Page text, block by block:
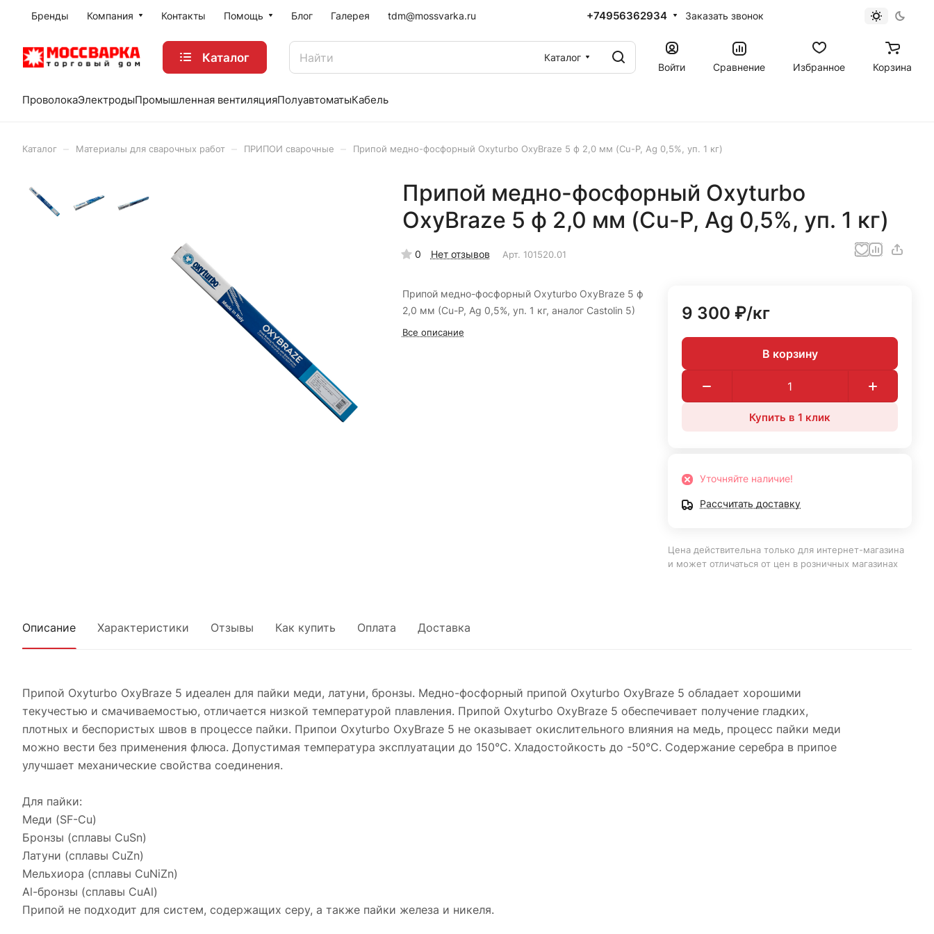
Бренды Компания Контакты Помощь Блог Галерея tdm@mossvarka.ru +74956362934 Заказать звонок
Каталог
Каталог
Войти
Сравнение Избранное Корзина
ПроволокаЭлектродыПромышленная вентиляцияПолуавтоматыКабель
Каталог Материалы для сварочных работ ПРИПОИ сварочные Припой медно-фосфорный Oxyturbo OxyBraze 5 ф 2,0 мм (Cu-P, Ag 0,5%, уп. 1 кг)
Припой медно-фосфорный Oxyturbo
OxyBraze 5 ф 2,0 мм (Cu-P, Ag 0,5%, уп. 1 кг)
0 Нет отзывов Арт. 101520.01
Припой медно-фосфорный Oxyturbo OxyBraze 5 ф
2,0 мм (Cu-P, Ag 0,5%, уп. 1 кг, аналог Castolin 5)
Все описание
9 300 ₽/кг
В корзину
Купить в 1 клик
Уточняйте наличие!
Рассчитать доставку
Цена действительна только для интернет-магазина
и может отличаться от цен в розничных магазинах
Описание Характеристики Отзывы Как купить Оплата Доставка
Припой Oxyturbo OxyBraze 5 идеален для пайки меди, латуни, бронзы. Медно-фосфорный припой Oxyturbo OxyBraze 5 обладает хорошими
текучестью и смачиваемостью, отличается низкой температурой плавления. Припой Oxyturbo OxyBraze 5 обеспечивает получение гладких,
плотных и беспористых швов в процессе пайки. Припои Oxyturbo OxyBraze 5 не оказывает окислительного влияния на медь, процесс пайки меди
можно вести без применения флюса. Допустимая температура эксплуатации до 150°С. Хладостойкость до -50°С. Содержание серебра в припое
улучшает механические свойства соединения.
Для пайки:
Меди (SF-Cu)
Бронзы (сплавы CuSn)
Латуни (сплавы CuZn)
Мельхиора (сплавы CuNiZn)
Al-бронзы (сплавы CuAl)
Припой не подходит для систем, содержащих серу, а также пайки железа и никеля.